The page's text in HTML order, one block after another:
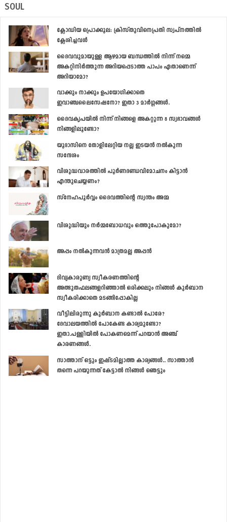
SOUL
ക്ലോഡിയ പ്രൊക്കൂല: ക്രിസ്തുവിനെപ്രതി സ്വപ്‌നത്തില്‍
ക്ലേശിച്ചവള്‍
ദൈവവുമായുള്ള ആഴമായ ബന്ധത്തില്‍ നിന്ന് നമ്മെ
അകറ്റിനിര്‍ത്തുന്ന അറിയപ്പെടാത്ത പാപം ഏതാണെന്ന്
അറിയാമോ?
വാക്കും നാക്കും ഉപയോഗിക്കാതെ
ഇവാഞ്ചലൈസേഷനോ? ഇതാ 3 മാര്‍ഗ്ഗങ്ങള്‍.
ദൈവകൃപയില്‍ നിന്ന് നിങ്ങളെ അകറ്റുന്ന 8 സ്വഭാവങ്ങള്‍
നിങ്ങളിലൂണ്ടോ?
യൂദാസിനെ തോളിലേറ്റിയ നല്ല ഇടയന്‍ നല്‍കുന്ന
സന്ദേശം
വിശുദ്ധവാരത്തില്‍ പൂര്‍ണദണ്ഡവിമോചനം കിട്ടാന്‍
എന്തുചെയ്യണം?
സ്നേഹപൂര്‍വ്വം ദൈവത്തിന്‍റെ സ്വന്തം അമ്മ
വിശുദ്ധിയും നര്‍മ്മബോധവും ഒത്തുപോകുമോ?
അപ്പം നല്‍കുന്നവന്‍ മാത്രമല്ല അപ്പന്‍
ദിവ്യകാരുണ്യ സ്വീകരണത്തിന്‍റെ
അത്ഭുതഫലങ്ങളറിഞ്ഞാല്‍ ഒരിക്കലും നിങ്ങള്‍ കുര്‍ബാന
സ്വീകരിക്കാതെ മടങ്ങിപ്പോകില്ല
വീട്ടിലിരുന്നു കുര്‍ബാന കണ്ടാല്‍ പോരേ?
ദേവാലയത്തില്‍ പോകേണ്ട കാര്യമുണ്ടോ?
ഇതാ.പള്ളിയില്‍ പോകണമെന്ന് പറയാന്‍ അഞ്ച്
കാരണങ്ങള്‍.
സാത്താന് ഒട്ടും ഇഷ്ടമില്ലാത്ത കാര്യങ്ങള്‍.. സാത്താന്‍
തന്നെ പറയുന്നത് കേട്ടാല്‍ നിങ്ങള്‍ ഞെട്ടും